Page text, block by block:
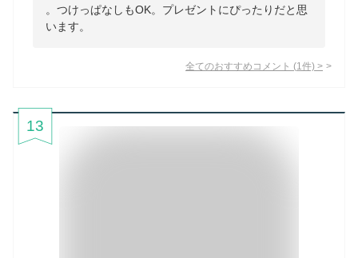
。つけっぱなしもOK。プレゼントにぴったりだと思
います。
全てのおすすめコメント (1 件) >
13